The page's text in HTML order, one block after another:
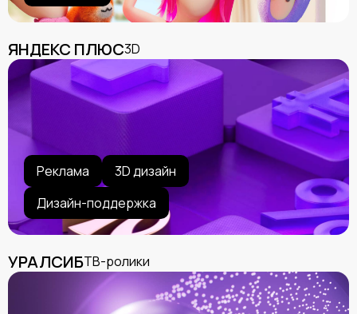
ЯНДЕКС ПЛЮС3D
Реклама
3D дизайн
Дизайн-поддержка
УРАЛСИБТВ-ролики